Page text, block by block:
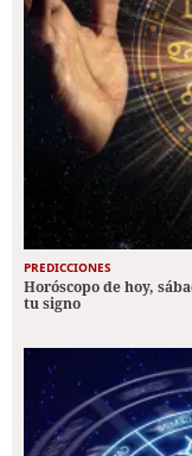
PREDICCIONES
Horóscopo de hoy,
tu signo